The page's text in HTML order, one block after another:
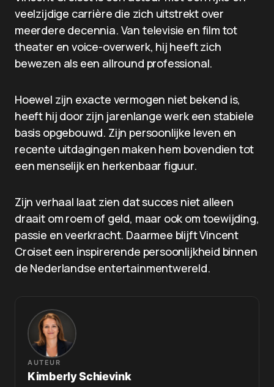
veelzijdige carrière die zich uitstrekt over
meerdere decennia. Van televisie en film tot
theater en voice-overwerk, hij heeft zich
bewezen als een allround professional.
Hoewel zijn exacte vermogen niet bekend is,
heeft hij door zijn jarenlange werk een stabiele
basis opgebouwd. Zijn persoonlijke leven en
recente uitdagingen maken hem bovendien tot
een menselijk en herkenbaar figuur.
Zijn verhaal laat zien dat succes niet alleen
draait om roem of geld, maar ook om toewijding,
passie en veerkracht. Daarmee blijft Vincent
Croiset een inspirerende persoonlijkheid binnen
de Nederlandse entertainmentwereld.
AUTEUR
Kimberly Schievink